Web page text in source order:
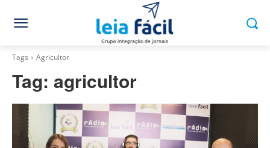
Tags Agricultor
Tag: agricultor